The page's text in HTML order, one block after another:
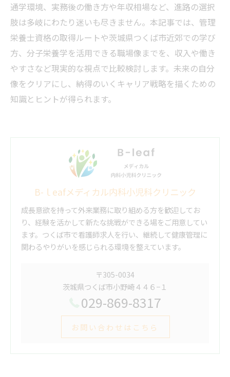
通学環境、実務後の働き方や年収相場など、進路の選択
肢は多岐にわたり迷いも尽きません。本記事では、管理
栄養士資格の取得ルートや茨城県つくば市近郊での学び
方、分子栄養学を活用できる職場像までを、収入や働き
やすさなど現実的な視点で比較検討します。未来の自分
像をクリアにし、納得のいくキャリア戦略を描くための
知識とヒントが得られます。
B-ｌeafメディカル内科小児科クリニック
成長意欲を持って外来業務に取り組める方を歓迎してお
り、経験を活かして新たな挑戦ができる場をご用意してい
ます。つくば市で看護師求人を行い、継続して健康管理に
関わるやりがいを感じられる環境を整えています。
〒305-0034
茨城県つくば市小野崎４４６−１
029-869-8317
お問い合わせはこちら